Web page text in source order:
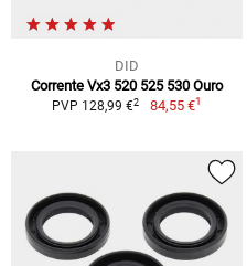
DID
Corrente Vx3 520 525 530 Ouro
PVP 128,99 €2 84,55 €1